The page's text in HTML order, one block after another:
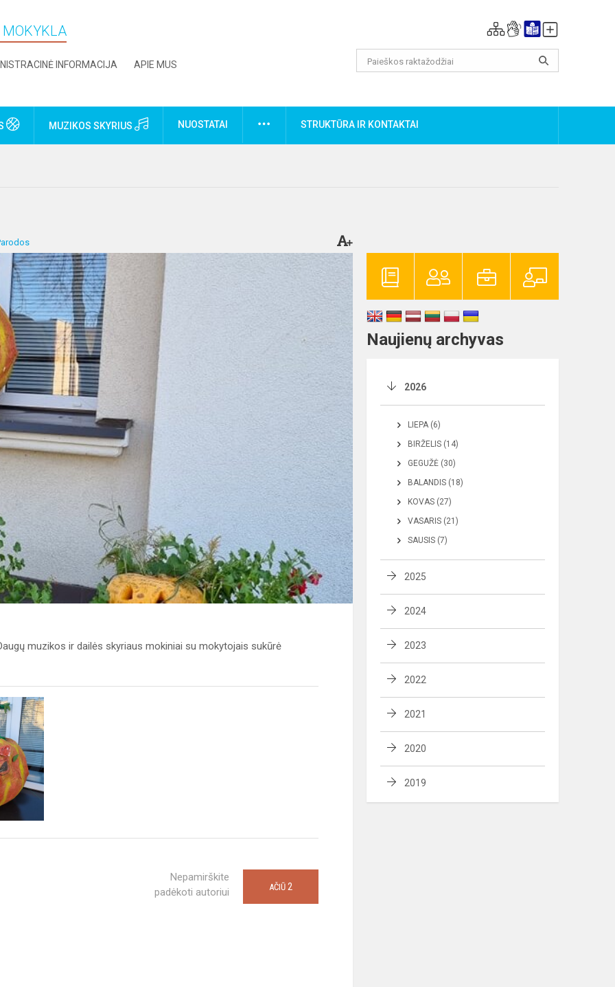
MOKYKLA
INFORMACIJA
APIE MUS
MUZIKOS SKYRIUS NUOSTATAI STRUKTŪRA IR KONTAKTAI
muzikos ir dailės skyriaus mokiniai su mokytojais sukūrė
Nepamirškite
padėkoti autoriui
AČIŪ 2
Naujienų archyvas
2026
LIEPA (6)
BIRŽELIS (14)
GEGUŽĖ (30)
BALANDIS (18)
KOVAS (27)
VASARIS (21)
SAUSIS (7)
2025
2024
2023
2022
2021
2020
2019